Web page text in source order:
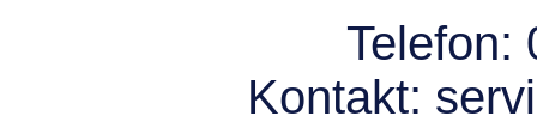
Telefon:
Kontakt: